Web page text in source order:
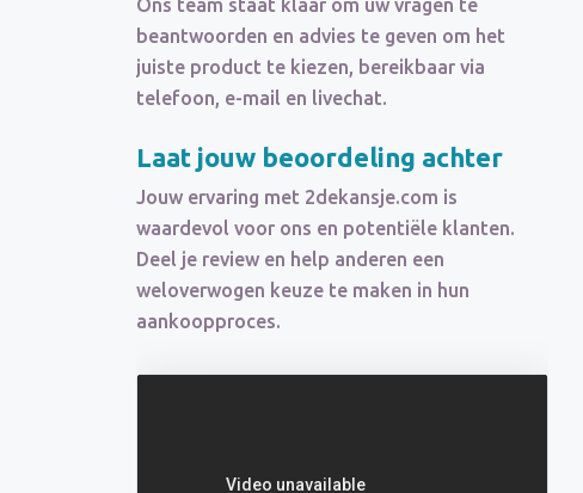
Ons team staat klaar om uw vragen te
beantwoorden en advies te geven om het
juiste product te kiezen, bereikbaar via
telefoon, e-mail en livechat.
Laat jouw beoordeling achter
Jouw ervaring met 2dekansje.com is
waardevol voor ons en potentiële klanten.
Deel je review en help anderen een
weloverwogen keuze te maken in hun
aankoopproces.